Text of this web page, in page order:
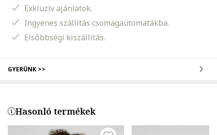
Exkluzív ajánlatok.
Ingyenes szállítás csomagautomatákba.
Elsőbbségi kiszállítás.
GYERÜNK >>
Hasonló termékek